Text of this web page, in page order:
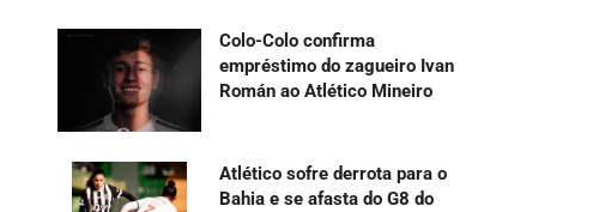
Colo-Colo confirma
empréstimo do zagueiro Ivan
Román ao Atlético Mineiro
Atlético sofre derrota para o
Bahia e se afasta do G8 do